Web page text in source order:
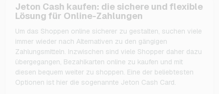
Jeton Cash kaufen: die sichere und flexible
Lösung für Online-Zahlungen
Um das Shoppen online sicherer zu gestalten, suchen viele
immer wieder nach Alternativen zu den gängigen
Zahlungsmitteln. Inzwischen sind viele Shopper daher dazu
übergegangen, Bezahlkarten online zu kaufen und mit
diesen bequem weiter zu shoppen. Eine der beliebtesten
Optionen ist hier die sogenannte Jeton Cash Card.